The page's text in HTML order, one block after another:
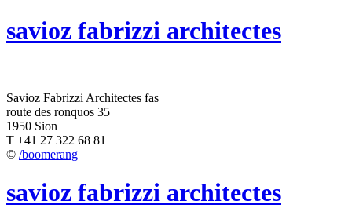
savioz fabrizzi architectes
Savioz Fabrizzi Architectes fas
route des ronquos 35
1950 Sion
T +41 27 322 68 81
© /boomerang
savioz fabrizzi architectes